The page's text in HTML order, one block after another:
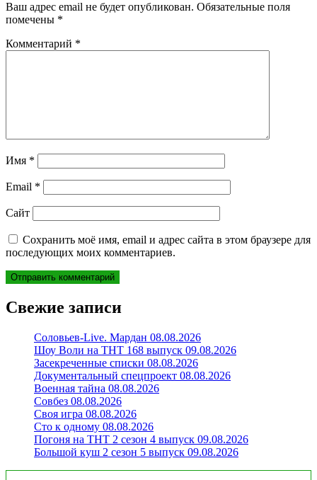
Ваш адрес email не будет опубликован. Обязательные поля
помечены *
Комментарий *
Имя *
Email *
Сайт
Сохранить моё имя, email и адрес сайта в этом браузере для
последующих моих комментариев.
Свежие записи
Соловьев-Live. Мардан 08.08.2026
Шоу Воли на ТНТ 168 выпуск 09.08.2026
Засекреченные списки 08.08.2026
Документальный спецпроект 08.08.2026
Военная тайна 08.08.2026
Совбез 08.08.2026
Своя игра 08.08.2026
Сто к одному 08.08.2026
Погоня на ТНТ 2 сезон 4 выпуск 09.08.2026
Большой куш 2 сезон 5 выпуск 09.08.2026